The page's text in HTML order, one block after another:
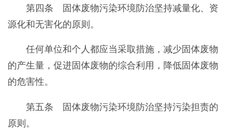
第四条 固体废物污染环境防治坚持减量化、资
源化和无害化的原则。
任何单位和个人都应当采取措施，减少固体废物
的产生量，促进固体废物的综合利用，降低固体废物
的危害性。
第五条 固体废物污染环境防治坚持污染担责的
原则。